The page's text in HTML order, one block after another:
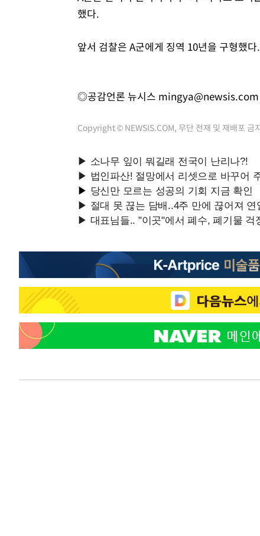
했다.
앞서 검찰은 A군에게 징역 10년을 구형했다.
◎공감언론 뉴시스 mingya@newsis.com
Copyright © NEWSIS.COM, 무단 전재 및 재배포 금